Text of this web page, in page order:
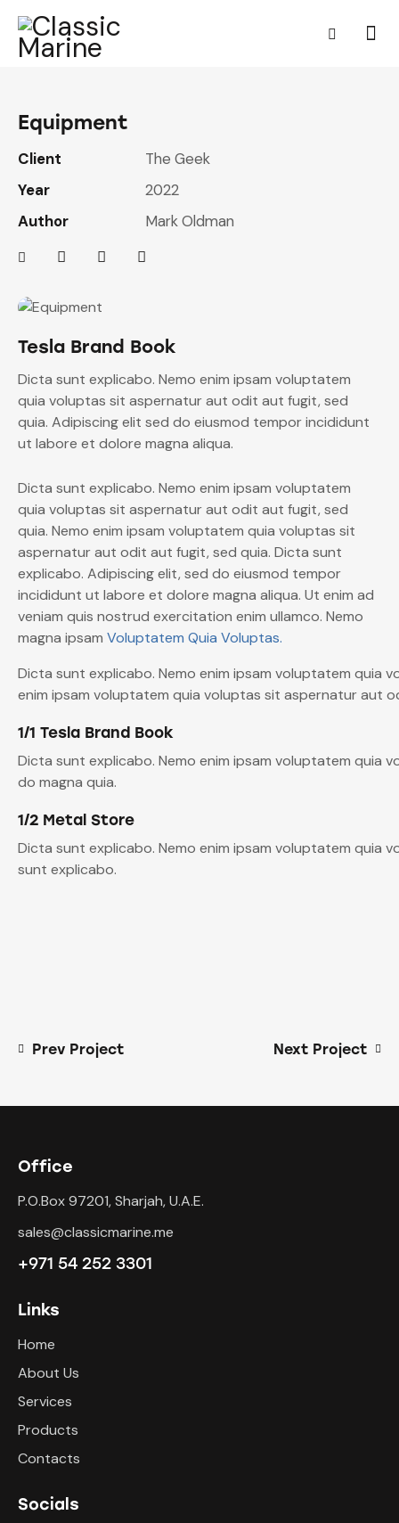
Equipment
Client
The Geek
Year
2022
Author
Mark Oldman
Tesla Brand Book
Dicta sunt explicabo. Nemo enim ipsam voluptatem
quia voluptas sit aspernatur aut odit aut fugit, sed
quia. Adipiscing elit sed do eiusmod tempor incididunt
ut labore et dolore magna aliqua.
Dicta sunt explicabo. Nemo enim ipsam voluptatem
quia voluptas sit aspernatur aut odit aut fugit, sed
quia. Nemo enim ipsam voluptatem quia voluptas sit
aspernatur aut odit aut fugit, sed quia. Dicta sunt
explicabo. Adipiscing elit, sed do eiusmod tempor
incididunt ut labore et dolore magna aliqua. Ut enim ad
veniam quis nostrud exercitation enim ullamco. Nemo
magna ipsam Voluptatem Quia Voluptas.
Dicta sunt explicabo. Nemo enim ipsam voluptatem quia
enim ipsam voluptatem quia voluptas sit aspernatur aut
1/1 Tesla Brand Book
Dicta sunt explicabo. Nemo enim ipsam voluptatem
do magna quia.
1/2 Metal Store
Dicta sunt explicabo. Nemo enim ipsam voluptatem
sunt explicabo.
Prev Project Next Project
Office
P.O.Box 97201, Sharjah, U.A.E.
sales@classicmarine.me
+971 54 252 3301
Links
Home
About Us
Services
Products
Contacts
Socials